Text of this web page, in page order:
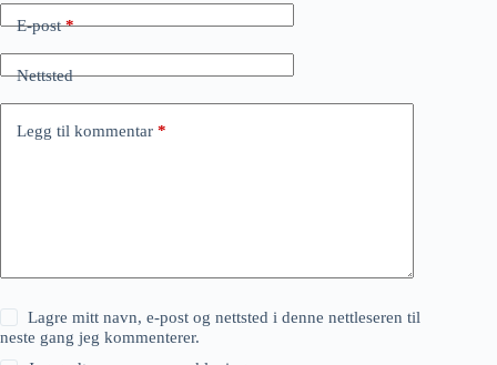
E-post*
Nettsted
Legg til kommentar *
Lagre mitt navn, e-post og nettsted i denne nettleseren til
neste gang jeg kommenterer.